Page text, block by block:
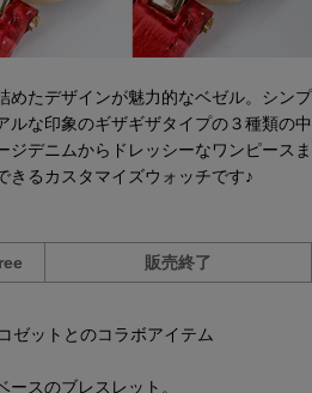
めたデザインが魅力的なベゼル。シンプ
ルな印象のギザギザタイプの３種類の中
ジデニムからドレッシーなワンピースま
きるカスタマイズウォッチです♪
販売終了
スのブレスレット。